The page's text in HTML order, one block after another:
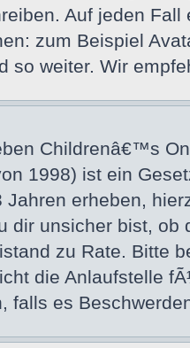
Auf jeden
zum Beispiel
so weiter. Wir
Childrenâ€™s
1998) ist ein
Jahren erheben,
dir unsicher bist,
zu Rate. Bitte
die Anlaufstelle
falls es